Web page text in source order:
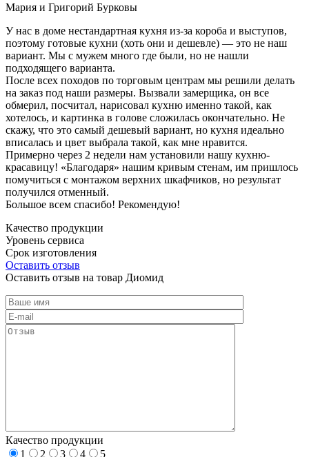
Мария и Григорий Бурковы
У нас в доме нестандартная кухня из-за короба и выступов,
поэтому готовые кухни (хоть они и дешевле) — это не наш
вариант. Мы с мужем много где были, но не нашли
подходящего варианта.
После всех походов по торговым центрам мы решили делать
на заказ под наши размеры. Вызвали замерщика, он все
обмерил, посчитал, нарисовал кухню именно такой, как
хотелось, и картинка в голове сложилась окончательно. Не
скажу, что это самый дешевый вариант, но кухня идеально
вписалась и цвет выбрала такой, как мне нравится.
Примерно через 2 недели нам установили нашу кухню-
красавицу! «Благодаря» нашим кривым стенам, им пришлось
помучиться с монтажом верхних шкафчиков, но результат
получился отменный.
Большое всем спасибо! Рекомендую!
Качество продукции
Уровень сервиса
Срок изготовления
Оставить отзыв
Оставить отзыв на товар Диомид
Качество продукции
1
2 3 4
5